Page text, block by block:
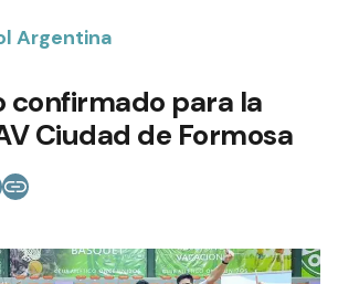
Argentina
confirmado para la
Ciudad de Formosa